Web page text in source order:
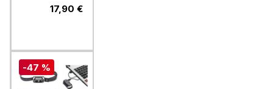
FOLD-AWAY
17,90 €
-47 %